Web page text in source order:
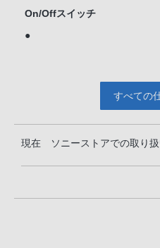
On/Offスイッチ
●
すべての
現在 ソニーストアでの取り扱